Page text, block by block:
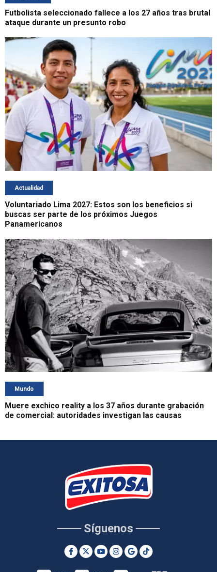
Futbolista seleccionado fallece a los 27 años tras brutal
ataque durante un presunto robo
Actualidad
Voluntariado Lima 2027: Estos son los beneficios si
buscas ser parte de los próximos Juegos
Panamericanos
Mundo
Muere exchico reality a los 37 años durante grabación
de comercial: autoridades investigan las causas
Síguenos